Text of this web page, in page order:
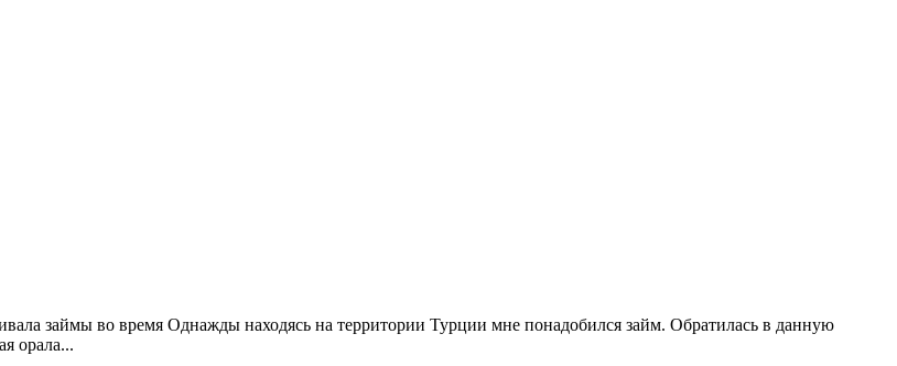
займы во время Однажды находясь на территории Турции мне понадобился займ. Обратилась в данную
орала...